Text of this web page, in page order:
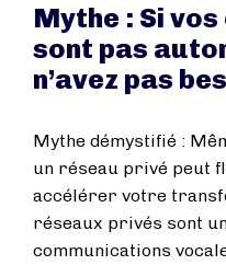
Mythe : Si
sont pas
n’avez pas
Mythe démystifié :
un réseau privé peut
accélérer votre
réseaux privés sont
communications